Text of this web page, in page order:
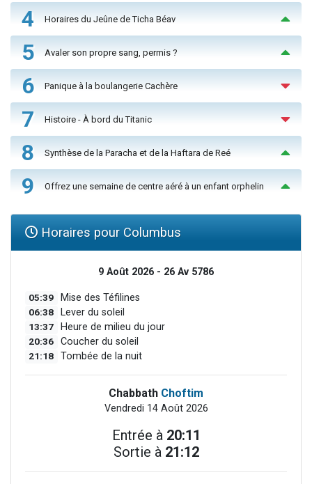
4 Horaires du Jeûne de Ticha Béav
5 Avaler son propre sang, permis ?
6 Panique à la boulangerie Cachère
7 Histoire - À bord du Titanic
8 Synthèse de la Paracha et de la Haftara de Reé
9 Offrez une semaine de centre aéré à un enfant orphelin
Horaires pour Columbus
9 Août 2026 - 26 Av 5786
05:39 Mise des Téfilines
06:38 Lever du soleil
13:37 Heure de milieu du jour
20:36 Coucher du soleil
21:18 Tombée de la nuit
Chabbath Choftim
Vendredi 14 Août 2026
Entrée à 20:11
Sortie à 21:12